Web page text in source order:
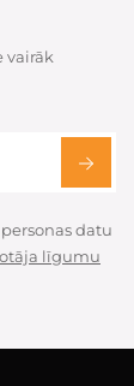
vairāk
datu
līgumu